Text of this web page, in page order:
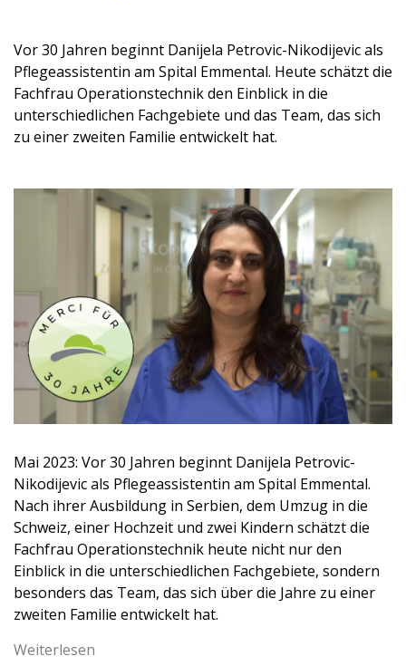
Vor 30 Jahren beginnt Danijela Petrovic-Nikodijevic als
Pflegeassistentin am Spital Emmental. Heute schätzt die
Fachfrau Operationstechnik den Einblick in die
unterschiedlichen Fachgebiete und das Team, das sich
zu einer zweiten Familie entwickelt hat.
Mai 2023: Vor 30 Jahren beginnt Danijela Petrovic-
Nikodijevic als Pflegeassistentin am Spital Emmental.
Nach ihrer Ausbildung in Serbien, dem Umzug in die
Schweiz, einer Hochzeit und zwei Kindern schätzt die
Fachfrau Operationstechnik heute nicht nur den
Einblick in die unterschiedlichen Fachgebiete, sondern
besonders das Team, das sich über die Jahre zu einer
zweiten Familie entwickelt hat.
Weiterlesen